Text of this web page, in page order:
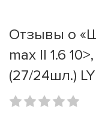
Отзывы о
max II 1.6
(27/24шл.)